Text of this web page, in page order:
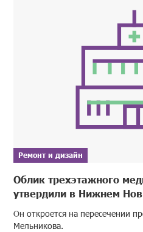
Ремонт и дизайн
Облик трехэтажного
утвердили в Нижнем
Он откроется на пересечении
Мельникова.